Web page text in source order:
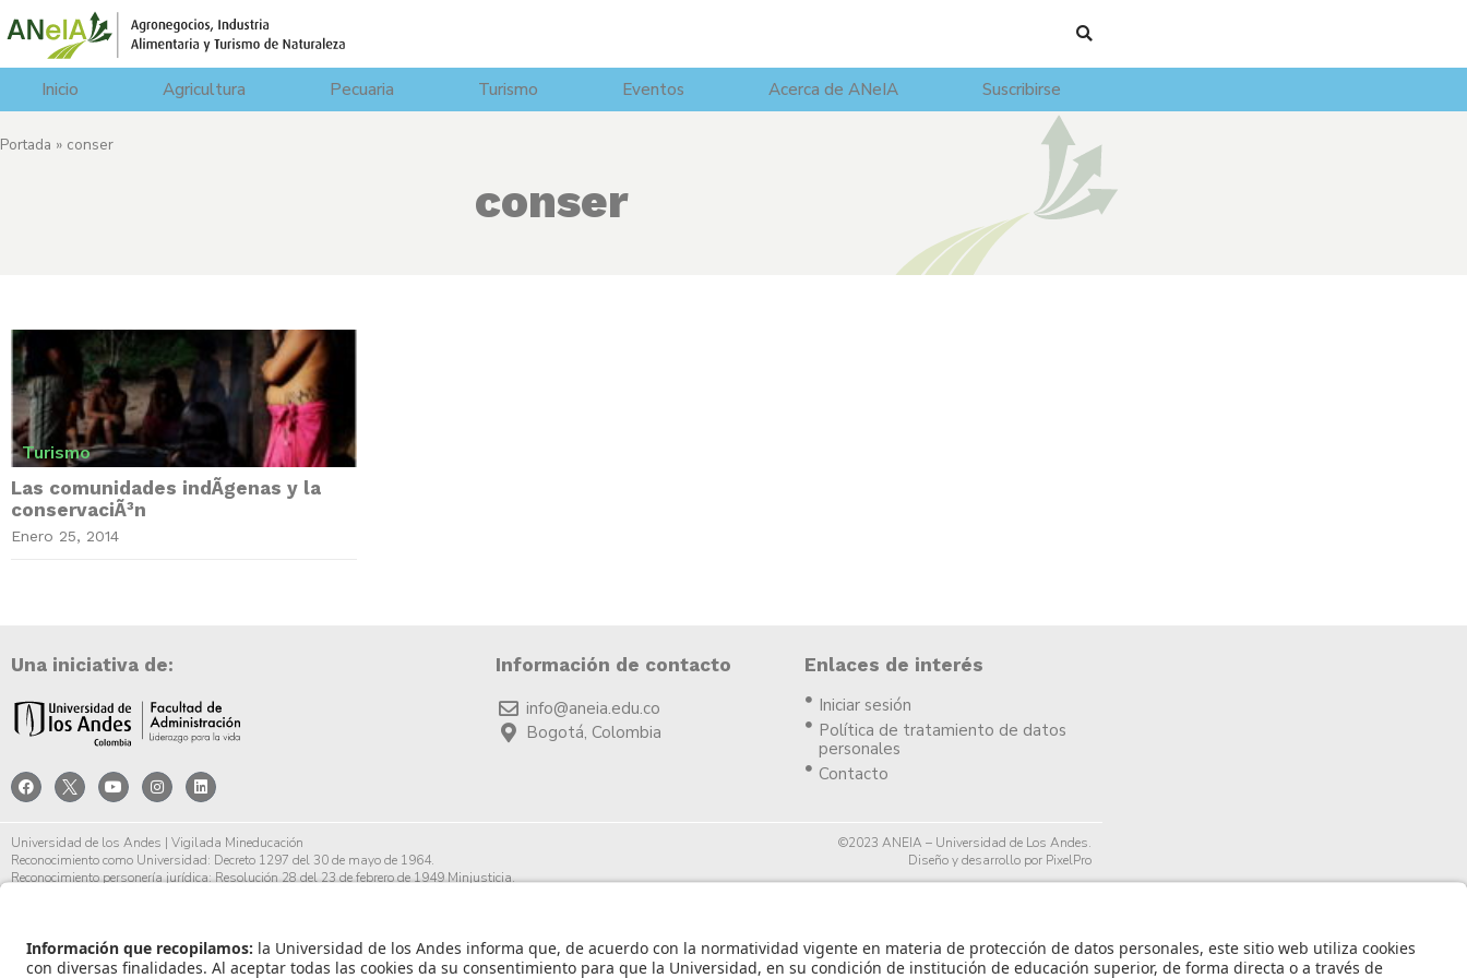
Inicio Agricultura Pecuaria Turismo Eventos Acerca de ANeIA Suscribirse
Portada » conser
conser
Turismo
Las comunidades indÃ­genas y la
conservaciÃ³n
Enero 25, 2014
Una iniciativa de:
Información de contacto
info@aneia.edu.co
Bogotá, Colombia
Enlaces de interés
Iniciar sesión
Política de tratamiento de datos
personales
Contacto
Universidad de los Andes | Vigilada Mineducación
Reconocimiento como Universidad: Decreto 1297 del 30 de mayo de 1964.
Reconocimiento personería jurídica: Resolución 28 del 23 de febrero de 1949 Minjusticia.
©2023 ANEIA – Universidad de Los Andes.
Diseño y desarrollo por PixelPro